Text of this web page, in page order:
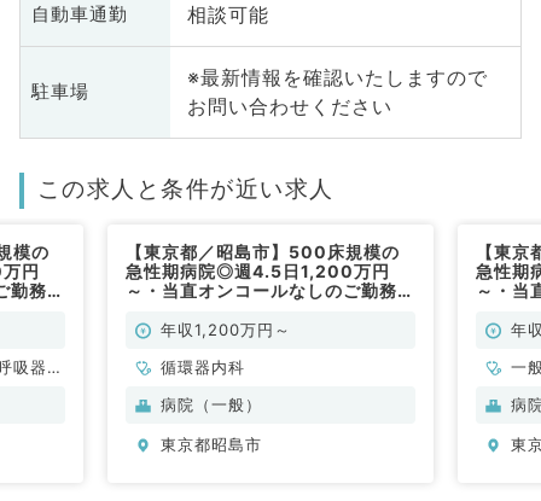
自動車通勤 相談可能
駐車場
※最新情報を確認いたしますので
お問い合わせください
この求人と条件が近い求人
模の
円
勤務
吸器内
【東京都／昭島市】500床規模の
急性期病院◎週4.5日1,200万円
～・当直オンコールなしのご勤務
年収1,200万円～
循環器内科
病院（一般）
東京都昭島市
【東
急性期
～・当
年
一
科
病
東